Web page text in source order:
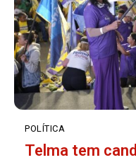
POLÍTICA
Telma tem